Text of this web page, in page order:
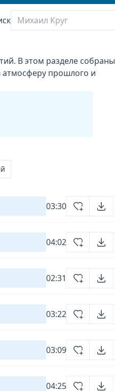
В этом разделе собраны
атмосферу прошлого и
03:30
04:02
02:31
03:22
03:09
04:25